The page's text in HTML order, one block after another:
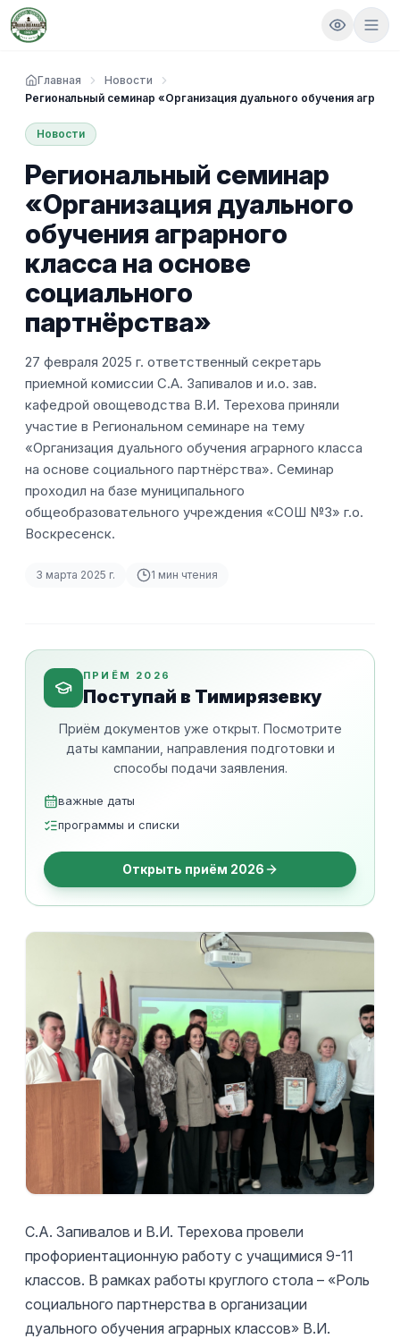
Главная
Новости
Региональный семинар «Организация дуального обучения
Новости
Региональный семинар
«Организация дуального
обучения аграрного
класса на основе
социального
партнёрства»
27 февраля 2025 г. ответственный секретарь
приемной комиссии С.А. Запивалов и и.о. зав.
кафедрой овощеводства В.И. Терехова приняли
участие в Региональном семинаре на тему
«Организация дуального обучения аграрного класса
на основе социального партнёрства». Семинар
проходил на базе муниципального
общеобразовательного учреждения «СОШ №3» г.о.
Воскресенск.
3 марта 2025 г. 1 мин чтения
ПРИЁМ 2026
Поступай в Тимирязевку
Приём документов уже открыт. Посмотрите
даты кампании, направления подготовки и
способы подачи заявления.
важные даты
программы и списки
Открыть приём 2026
С.А. Запивалов и В.И. Терехова провели
профориентационную работу с учащимися 9-11
классов. В рамках работы круглого стола – «Роль
социального партнерства в организации
дуального обучения аграрных классов» В.И.